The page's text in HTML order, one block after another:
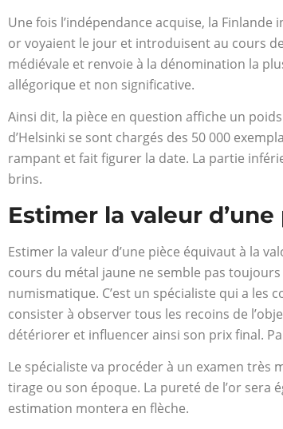
Une fois l’indépendance acquise, la
or voyaient le jour et introduisent au cours
médiévale et renvoie à la dénomination la
allégorique et non significative.
Ainsi dit, la pièce en question affiche un
d’Helsinki se sont chargés des 50 000
rampant et fait figurer la date. La partie
brins.
Estimer la valeur
Estimer la valeur d’une pièce équivaut à la
cours du métal jaune ne semble pas
numismatique. C’est un spécialiste qui a les
consister à observer tous les recoins de
détériorer et influencer ainsi son prix final.
Le spécialiste va procéder à un examen
tirage ou son époque. La pureté de l’or sera
estimation montera en flèche.